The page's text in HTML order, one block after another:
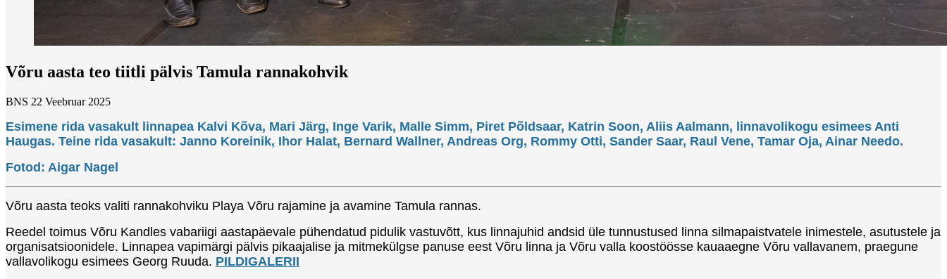
Võru aasta teo tiitli pälvis Tamula rannakohvik
BNS 22 Veebruar 2025
Esimene rida vasakult linnapea Kalvi Kõva, Mari Järg, Inge Varik, Malle Simm, Piret Põldsaar, Katrin Soon, Aliis Aalmann, linnavolikogu esimees Anti
Haugas. Teine rida vasakult: Janno Koreinik, Ihor Halat, Bernard Wallner, Andreas Org, Rommy Otti, Sander Saar, Raul Vene, Tamar Oja, Ainar Needo.
Fotod: Aigar Nagel
Võru aasta teoks valiti rannakohviku Playa Võru rajamine ja avamine Tamula rannas.
Reedel toimus Võru Kandles vabariigi aastapäevale pühendatud pidulik vastuvõtt, kus linnajuhid andsid üle tunnustused linna silmapaistvatele inimestele, asutustele ja
organisatsioonidele. Linnapea vapimärgi pälvis pikaajalise ja mitmekülgse panuse eest Võru linna ja Võru valla koostöösse kauaaegne Võru vallavanem, praegune
vallavolikogu esimees Georg Ruuda. PILDIGALERII